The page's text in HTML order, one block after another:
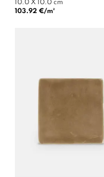
10.0 X 10.0 cm
103.92 €/m²